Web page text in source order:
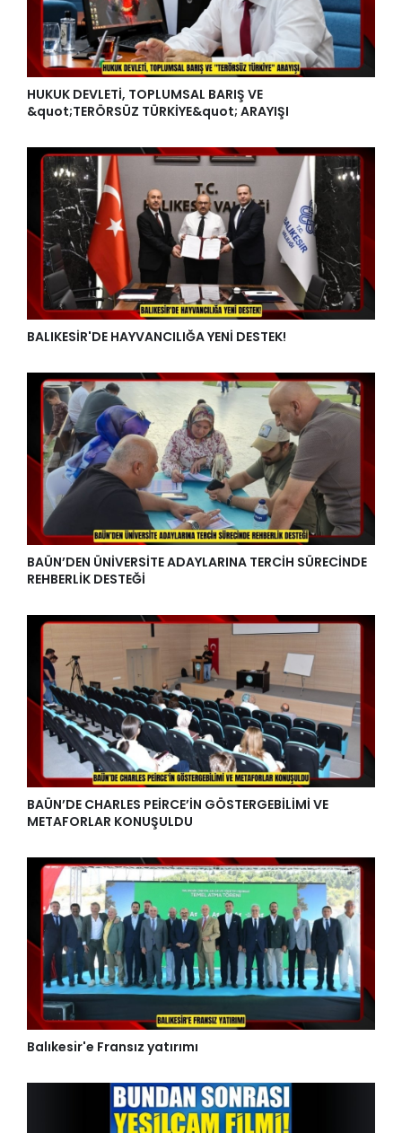
HUKUK DEVLETİ, TOPLUMSAL BARIŞ VE
&quot;TERÖRSÜZ TÜRKİYE&quot; ARAYIŞI
BALIKESİR'DE HAYVANCILIĞA YENİ DESTEK!
BAÜN’DEN ÜNİVERSİTE ADAYLARINA TERCİH SÜRECİNDE
REHBERLİK DESTEĞİ
BAÜN’DE CHARLES PEİRCE’İN GÖSTERGEBİLİMİ VE
METAFORLAR KONUŞULDU
Balıkesir'e Fransız yatırımı